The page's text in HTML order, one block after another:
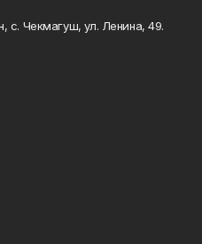
с. Чекмагуш, ул. Ленина, 49.